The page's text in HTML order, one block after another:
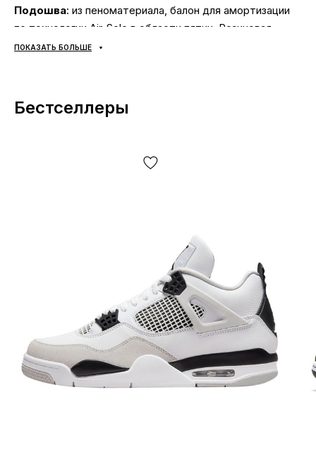
Подошва: из пеноматериала, балон для амортизации
по технологии Air-Sole в области пятки. Резиновая
подметка с цепким рисунком протектора;
Доставка:
кроссовок Джордан за 1-2 дня.
обуви Jordan любым удобным способом (наличка или
Как определить размер кроссовок Jordan?
Пожалуйста, следуйте этим инструкциям и будьте
уверены, кроссовки однозначно Вам подойдут. При
ПОКАЗАТЬ БОЛЬШЕ
Бестселлеры